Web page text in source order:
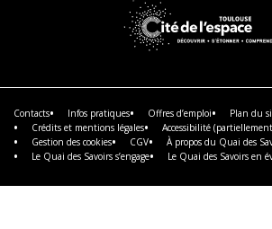
En
savoir
plus
Contacts Infos pratiques Offres d’emploi
Plan du
Crédits et mentions légales
Accessibilité
Gestion des cookies
CGV
À propos du Quai des
Le Quai des Savoirs s’engage
Le Quai des Savoirs en